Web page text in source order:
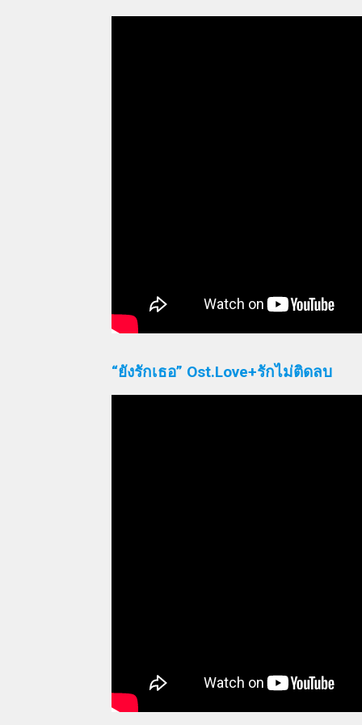
“ยังรักเธอ” Ost.Love+รักไม่ติดลบ